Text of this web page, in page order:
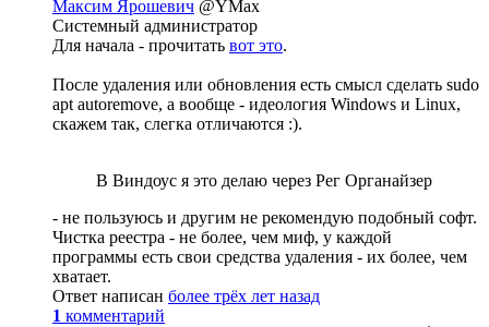
Максим Ярошевич @YMax
Системный администратор
Для начала - прочитать вот это.
После удаления или обновления есть смысл сделать sudo
apt autoremove, а вообще - идеология Windows и Linux,
скажем так, слегка отличаются :).
В Виндоус я это делаю через Рег Органайзер
- не пользуюсь и другим не рекомендую подобный софт.
Чистка реестра - не более, чем миф, у каждой
программы есть свои средства удаления - их более, чем
хватает.
Ответ написан более трёх лет назад
1 комментарий